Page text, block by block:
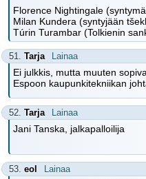
Florence Nightingale
Milan Kundera (syntyjään
Túrin Turambar (Tolkienin
51. Tarja Lainaa
Ei julkkis, mutta muuten
Espoon kaupunkitekniikan
52. Tarja Lainaa
Jani Tanska, jalkapalloilija
53. eol Lainaa